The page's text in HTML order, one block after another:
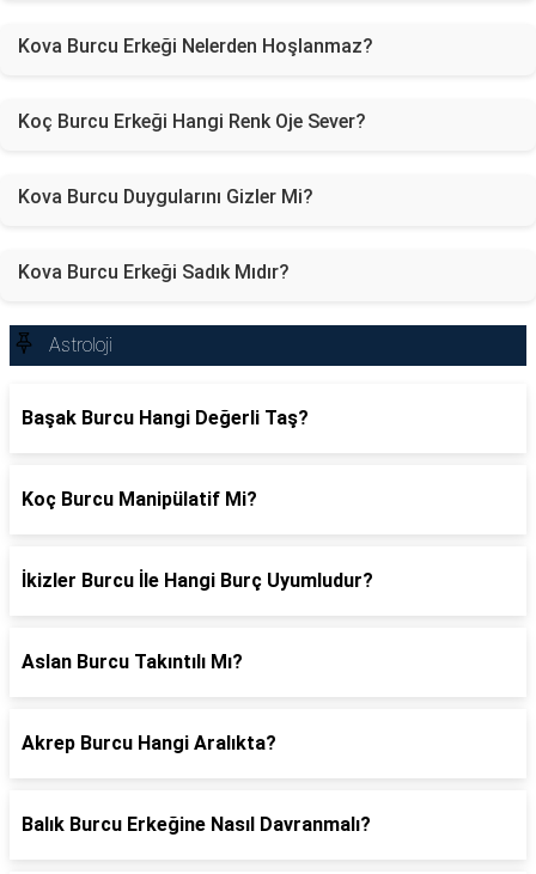
Kova Burcu Erkeği Nelerden Hoşlanmaz?
Koç Burcu Erkeği Hangi Renk Oje Sever?
Kova Burcu Duygularını Gizler Mi?
Kova Burcu Erkeği Sadık Mıdır?
Astroloji
Başak Burcu Hangi Değerli Taş?
Koç Burcu Manipülatif Mi?
İkizler Burcu İle Hangi Burç Uyumludur?
Aslan Burcu Takıntılı Mı?
Akrep Burcu Hangi Aralıkta?
Balık Burcu Erkeğine Nasıl Davranmalı?